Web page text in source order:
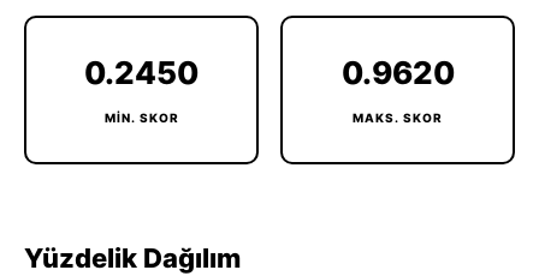
0.2450
MIN. SKOR
0.9620
MAKS. SKOR
Yüzdelik Dağılım